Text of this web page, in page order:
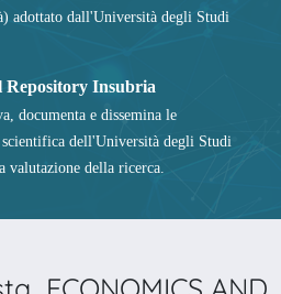
adottato dall'Università degli Studi
Insubria
documenta e dissemina le
dell'Università degli Studi
valutazione della ricerca.